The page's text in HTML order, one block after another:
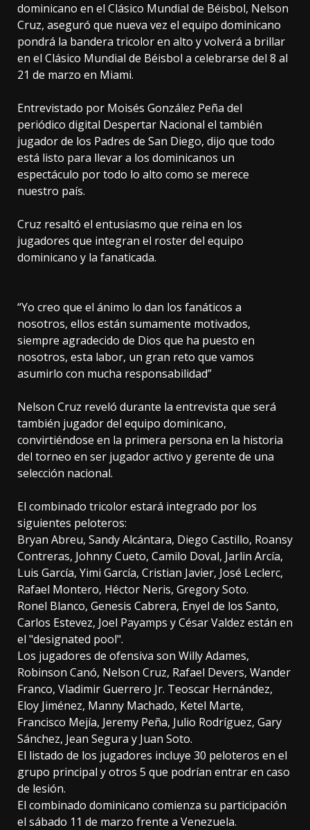
dominicano en el Clásico Mundial de Béisbol, Nelson
Cruz, aseguró que nueva vez el equipo dominicano
pondrá la bandera tricolor en alto y volverá a brillar
en el Clásico Mundial de Béisbol a celebrarse del 8 al
21 de marzo en Miami.
Entrevistado por Moisés González Peña del
periódico digital Despertar Nacional el también
jugador de los Padres de San Diego, dijo que todo
está listo para llevar a los dominicanos un
espectáculo por todo lo alto como se merece
nuestro país.
Cruz resaltó el entusiasmo que reina en los
jugadores que integran el roster del equipo
dominicano y la fanaticada.
“Yo creo que el ánimo lo dan los fanáticos a
nosotros, ellos están sumamente motivados,
siempre agradecido de Dios que ha puesto en
nosotros, esta labor, un gran reto que vamos
asumirlo con mucha responsabilidad”
Nelson Cruz reveló durante la entrevista que será
también jugador del equipo dominicano,
convirtiéndose en la primera persona en la historia
del torneo en ser jugador activo y gerente de una
selección nacional.
El combinado tricolor estará integrado por los
siguientes peloteros:
Bryan Abreu, Sandy Alcántara, Diego Castillo, Roansy
Contreras, Johnny Cueto, Camilo Doval, Jarlin Arcía,
Luis García, Yimi García, Cristian Javier, José Leclerc,
Rafael Montero, Héctor Neris, Gregory Soto.
Ronel Blanco, Genesis Cabrera, Enyel de los Santo,
Carlos Estevez, Joel Payamps y César Valdez están en
el "designated pool".
Los jugadores de ofensiva son Willy Adames,
Robinson Canó, Nelson Cruz, Rafael Devers, Wander
Franco, Vladimir Guerrero Jr. Teoscar Hernández,
Eloy Jiménez, Manny Machado, Ketel Marte,
Francisco Mejía, Jeremy Peña, Julio Rodríguez, Gary
Sánchez, Jean Segura y Juan Soto.
El listado de los jugadores incluye 30 peloteros en el
grupo principal y otros 5 que podrían entrar en caso
de lesión.
El combinado dominicano comienza su participación
el sábado 11 de marzo frente a Venezuela.